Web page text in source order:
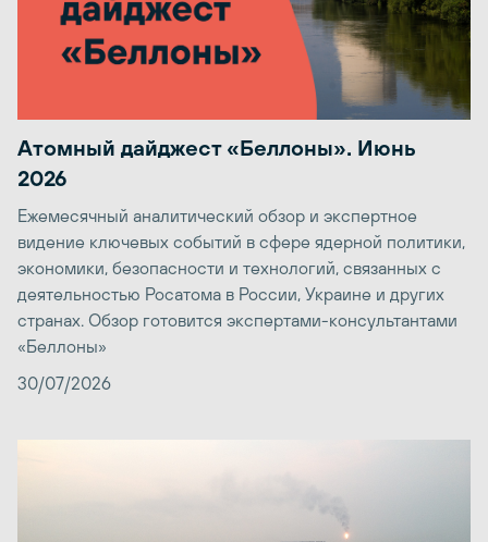
Атомный дайджест «Беллоны». Июнь
2026
Ежемесячный аналитический обзор и экспертное
видение ключевых событий в сфере ядерной политики,
экономики, безопасности и технологий, связанных с
деятельностью Росатома в России, Украине и других
странах. Обзор готовится экспертами-консультантами
«Беллоны»
30/07/2026